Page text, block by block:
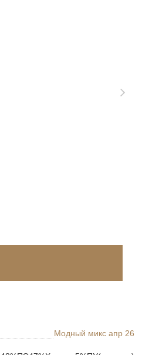
Модный микс апр 26